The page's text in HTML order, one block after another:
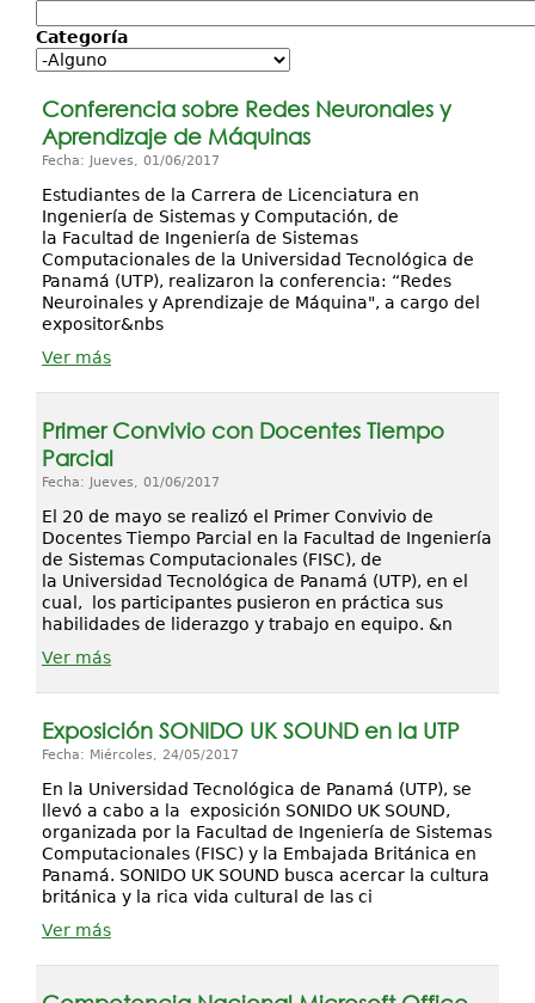
Investigación
Servicios
Categoría
Conferencia sobre Redes Neuronales y
Aprendizaje de Máquinas
Fecha: Jueves, 01/06/2017
Estudiantes de la Carrera de Licenciatura en
Ingeniería de Sistemas y Computación, de
la Facultad de Ingeniería de Sistemas
Computacionales de la Universidad Tecnológica de
Panamá (UTP), realizaron la conferencia: “Redes
Neuroinales y Aprendizaje de Máquina", a cargo del
expositor&nbs
Ver más
Primer Convivio con Docentes Tiempo
Parcial
Fecha: Jueves, 01/06/2017
El 20 de mayo se realizó el Primer Convivio de
Docentes Tiempo Parcial en la Facultad de Ingeniería
de Sistemas Computacionales (FISC), de
la Universidad Tecnológica de Panamá (UTP), en el
cual, los participantes pusieron en práctica sus
habilidades de liderazgo y trabajo en equipo. &n
Ver más
Exposición SONIDO UK SOUND en la UTP
Fecha: Miércoles, 24/05/2017
En la Universidad Tecnológica de Panamá (UTP), se
llevó a cabo a la exposición SONIDO UK SOUND,
organizada por la Facultad de Ingeniería de Sistemas
Computacionales (FISC) y la Embajada Británica en
Panamá. SONIDO UK SOUND busca acercar la cultura
británica y la rica vida cultural de las ci
Ver más